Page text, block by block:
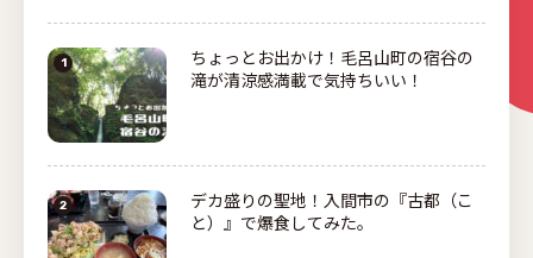
ちょっとお出かけ！毛呂山町の宿谷の
滝が清涼感満載で気持ちいい！
デカ盛りの聖地！入間市の『古都（こ
と）』で爆食してみた。